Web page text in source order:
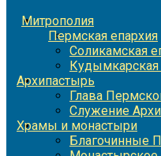
Митрополия
Пермская епархия
Соликамская
Кудымкарская
Архипастырь
Глава
Служение
Храмы и монастыри
Благочинные